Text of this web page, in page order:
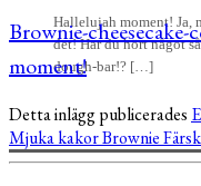
Hallelujah moment! Ja,
det! Har du hört något
dough-bar!? […]
Brownie-
moment!
Detta inlägg publicerades
Mjuka kakorBrownie